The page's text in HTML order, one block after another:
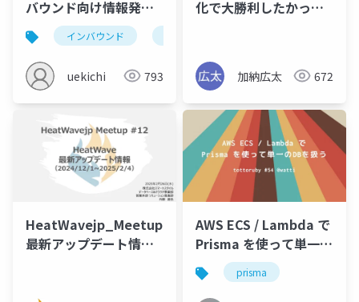
バウンド向け情報発信
の試行 インバウンド
uekichi 793
化で大勝利したかった
加納広太 672
HeatWavejp_Meetup_12_HeatWave_
最新アップデート情報
AWS ECS / Lambda で
Prisma を使って単一の
DBを扱うprisma